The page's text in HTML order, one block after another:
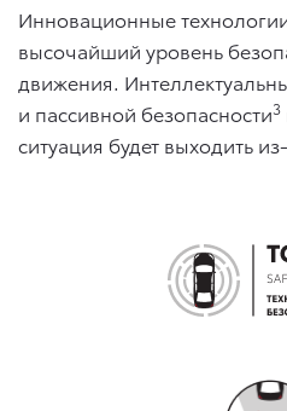
Инновационные
высочайший уровень
движения.
и пассивной безопасности3
ситуация будет выходить